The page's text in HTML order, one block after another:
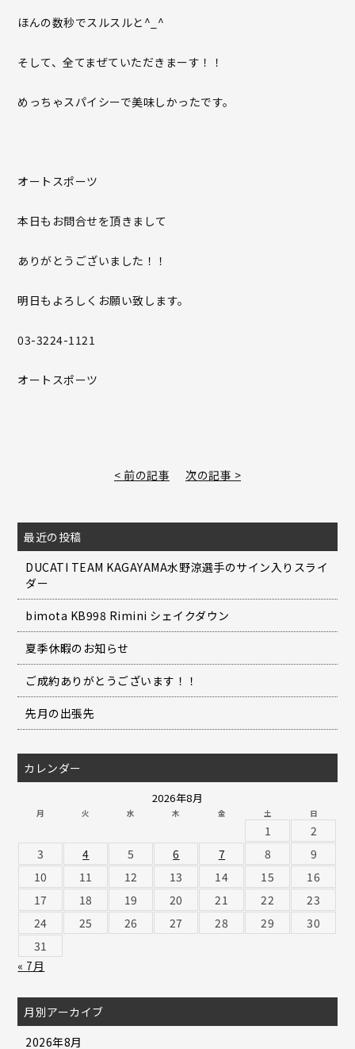
ほんの数秒でスルスルと^_^
そして、全てまぜていただきまーす！！
めっちゃスパイシーで美味しかったです。
オートスポーツ
本日もお問合せを頂きまして
ありがとうございました！！
明日もよろしくお願い致します。
03-3224-1121
オートスポーツ
< 前の記事 次の記事 >
最近の投稿
DUCATI TEAM KAGAYAMA水野涼選手のサイン入りスライ
ダー
bimota KB998 Rimini シェイクダウン
夏季休暇のお知らせ
ご成約ありがとうございます！！
先月の出張先
カレンダー
2026年8月
月 火 水 木 金 土 日
1
2
3
4 5 6 7 8
9
10
11 12 13 14 15
16
17
18 19 20 21 22
23
24
25 26 27 28 29
30
31
« 7月
月別アーカイブ
2026年8月